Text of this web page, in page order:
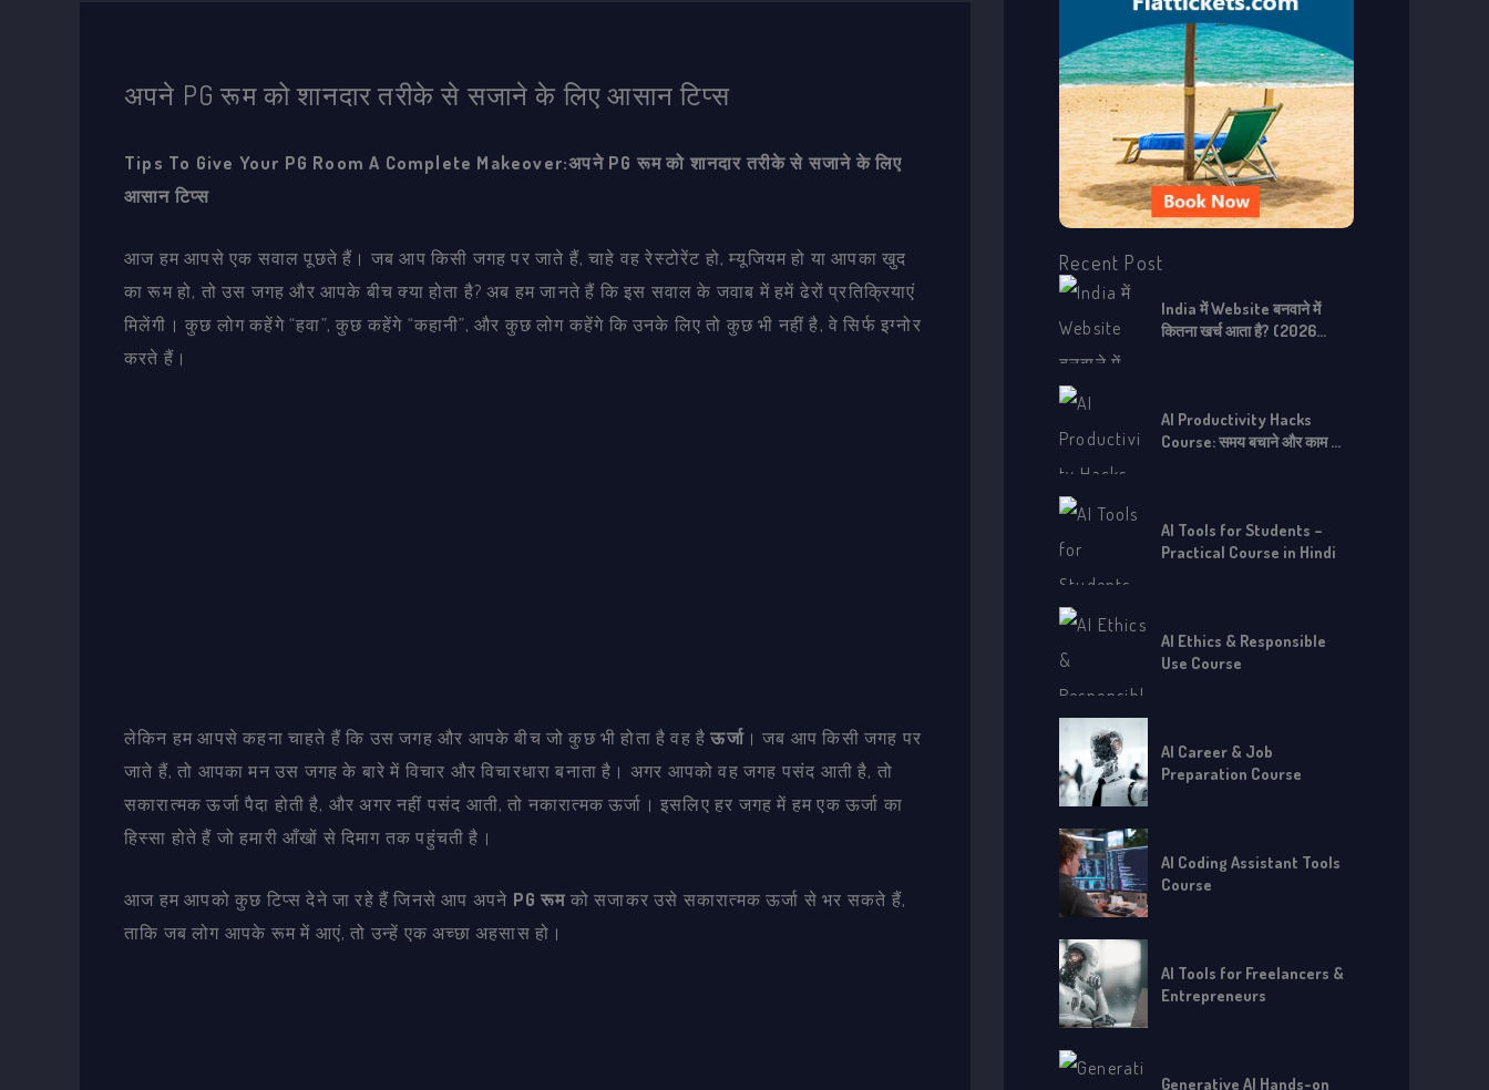
अपने PG रूम को शानदार तरीके से सजाने के लिए आसान टिप्स
Tips To Give Your PG Room A Complete Makeover:अपने PG रूम को शानदार तरीके से सजाने के लिए
आसान टिप्स
आज हम आपसे एक सवाल पूछते हैं। जब आप किसी जगह पर जाते हैं, चाहे वह रेस्टोरेंट हो, म्यूजियम हो या आपका खुद
का रूम हो, तो उस जगह और आपके बीच क्या होता है? अब हम जानते हैं कि इस सवाल के जवाब में हमें ढेरों प्रतिक्रियाएं
मिलेंगी। कुछ लोग कहेंगे “हवा”, कुछ कहेंगे “कहानी”, और कुछ लोग कहेंगे कि उनके लिए तो कुछ भी नहीं है, वे सिर्फ इग्नोर
करते हैं।
लेकिन हम आपसे कहना चाहते हैं कि उस जगह और आपके बीच जो कुछ भी होता है वह हैऊर्जा। जब आप किसी जगह पर
जाते हैं, तो आपका मन उस जगह के बारे में विचार और विचारधारा बनाता है। अगर आपको वह जगह पसंद आती है, तो
सकारात्मक ऊर्जा पैदा होती है, और अगर नहीं पसंद आती, तो नकारात्मक ऊर्जा। इसलिए हर जगह में हम एक ऊर्जा का
हिस्सा होते हैं जो हमारी आँखों से दिमाग तक पहुंचती है।
आज हम आपको कुछ टिप्स देने जा रहे हैं जिनसे आप अपने PG रूम को सजाकर उसे सकारात्मक ऊर्जा से भर सकते हैं,
ताकि जब लोग आपके रूम में आएं, तो उन्हें एक अच्छा अहसास हो।
Recent Post
India में Website बनवाने में
कितना खर्च आता है? (2026
AI Productivity Hacks
Course: समय बचाने और काम को
AI Tools for Students –
Practical Course in Hindi
AI Ethics & Responsible
Use Course
AI Career & Job
Preparation Course
AI Coding Assistant Tools
Course
AI Tools for Freelancers &
Entrepreneurs
Generative AI Hands-on